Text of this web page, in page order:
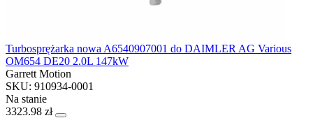
Turbosprężarka nowa A6540907001 do DAIMLER AG Various
OM654 DE20 2.0L 147kW
Garrett Motion
SKU: 910934-0001
Na stanie
3323.98 zł